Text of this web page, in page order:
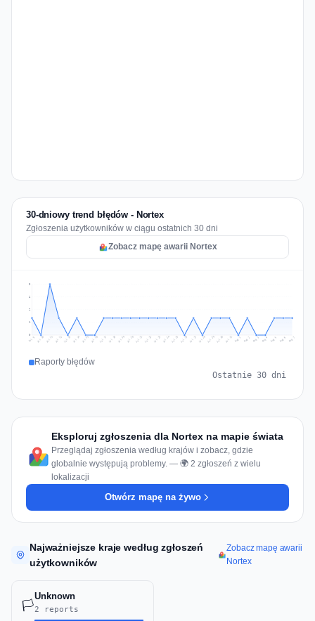
30-dniowy trend błędów - Nortex
Zgłoszenia użytkowników w ciągu ostatnich 30 dni
Zobacz mapę awarii Nortex
1
2
2
3
Jul 9 Jul 10 Jul 11 Jul 12 Jul 13 Jul 14 Jul 15 Jul 16 Jul 17 Jul 18 Jul 19 Jul 20 Jul 21 Jul 22 Jul 23 Jul 24 Jul 25 Jul 26 Jul 27 Jul 28 Jul 29 Jul 30 Jul 31 Aug 1 Aug 2 Aug 3 Aug 4 Aug 5 Aug 6 Aug 7
Raporty błędów
Ostatnie 30 dni
Eksploruj zgłoszenia dla Nortex na mapie świata
Przeglądaj zgłoszenia według krajów i zobacz, gdzie
globalnie występują problemy. — 🌍 2 zgłoszeń z wielu
lokalizacji
Otwórz mapę na żywo
Najważniejsze kraje według zgłoszeń
użytkowników
Zobacz mapę awarii
Nortex
🏳️
Unknown
2 reports